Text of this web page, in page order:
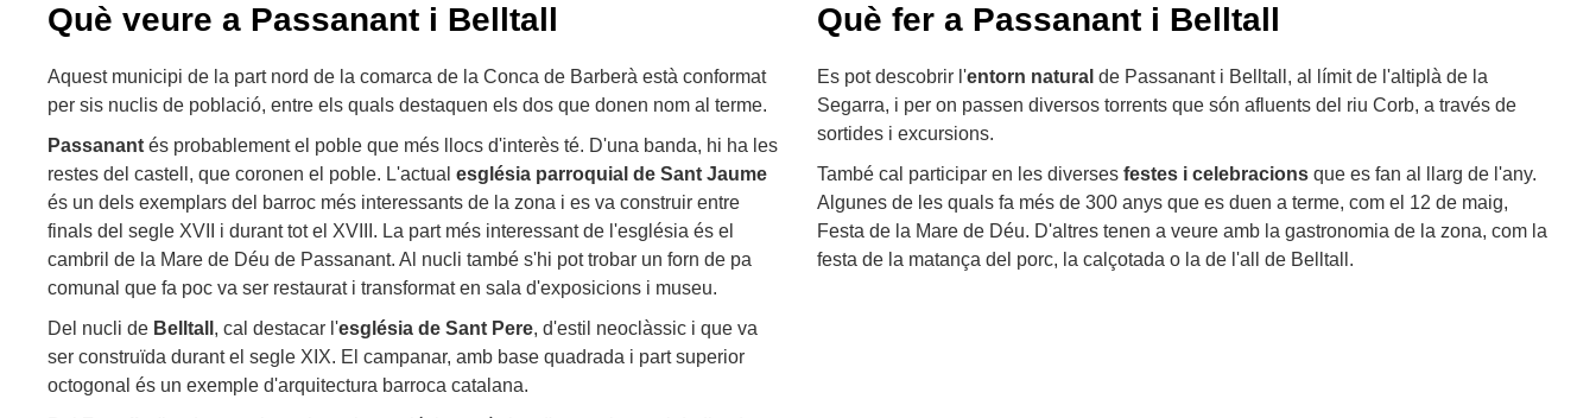
Què veure a Passanant i Belltall
Aquest municipi de la part nord de la comarca de la Conca de Barberà està conformat
per sis nuclis de població, entre els quals destaquen els dos que donen nom al terme.
Passanant és probablement el poble que més llocs d'interès té. D'una banda, hi ha les
restes del castell, que coronen el poble. L'actual església parroquial de Sant Jaume
és un dels exemplars del barroc més interessants de la zona i es va construir entre
finals del segle XVII i durant tot el XVIII. La part més interessant de l'església és el
cambril de la Mare de Déu de Passanant. Al nucli també s'hi pot trobar un forn de pa
comunal que fa poc va ser restaurat i transformat en sala d'exposicions i museu.
Del nucli de Belltall , cal destacar l'església de Sant Pere, d'estil neoclàssic i que va
ser construïda durant el segle XIX. El campanar, amb base quadrada i part superior
octogonal és un exemple d'arquitectura barroca catalana.
Què fer a Passanant i Belltall
Es pot descobrir l'entorn natural de Passanant i Belltall, al límit de l'altiplà de la
Segarra, i per on passen diversos torrents que són afluents del riu Corb, a través de
sortides i excursions.
També cal participar en les diverses festes i celebracions que es fan al llarg de l'any.
Algunes de les quals fa més de 300 anys que es duen a terme, com el 12 de maig,
Festa de la Mare de Déu. D'altres tenen a veure amb la gastronomia de la zona, com la
festa de la matança del porc, la calçotada o la de l'all de Belltall.